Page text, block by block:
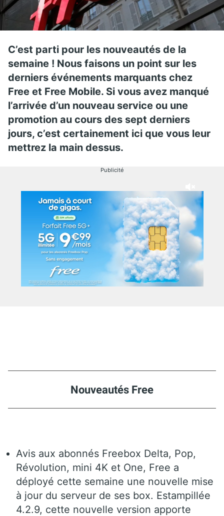
C’est parti pour les nouveautés de la
semaine ! Nous faisons un point sur les
derniers événements marquants chez
Free et Free Mobile. Si vous avez manqué
l’arrivée d’un nouveau service ou une
promotion au cours des sept derniers
jours, c’est certainement ici que vous leur
mettrez la main dessus.
Publicité
Nouveautés Free
Avis aux abonnés Freebox Delta, Pop,
Révolution, mini 4K et One, Free a
déployé cette semaine une nouvelle mise
à jour du serveur de ses box. Estampillée
4.2.9, cette nouvelle version apporte